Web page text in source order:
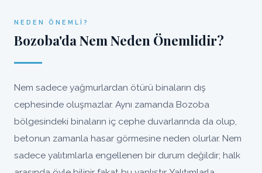
NEDEN ÖNEMLI?
Bozoba'da Nem Neden Önemlidir?
Nem sadece yağmurlardan ötürü binaların dış
cephesinde oluşmazlar. Aynı zamanda Bozoba
bölgesindeki binaların iç cephe duvarlarında da olup,
betonun zamanla hasar görmesine neden olurlar. Nem
sadece yalıtımlarla engellenen bir durum değildir; halk